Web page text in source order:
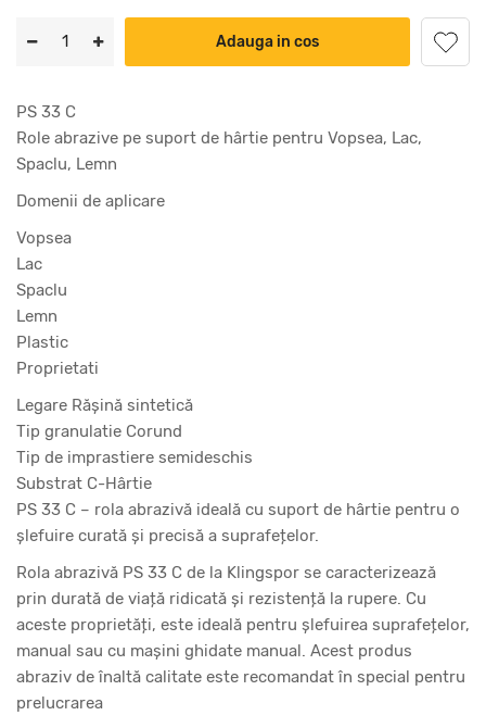
Adauga in cos
PS 33 C
Role abrazive pe suport de hârtie pentru Vopsea, Lac,
Spaclu, Lemn
Domenii de aplicare
Vopsea
Lac
Spaclu
Lemn
Plastic
Proprietati
Legare Răşină sintetică
Tip granulatie Corund
Tip de imprastiere semideschis
Substrat C-Hârtie
PS 33 C – rola abrazivă ideală cu suport de hârtie pentru o
șlefuire curată și precisă a suprafețelor.
Rola abrazivă PS 33 C de la Klingspor se caracterizează
prin durată de viață ridicată și rezistență la rupere. Cu
aceste proprietăți, este ideală pentru șlefuirea suprafețelor,
manual sau cu mașini ghidate manual. Acest produs
abraziv de înaltă calitate este recomandat în special pentru
prelucrarea